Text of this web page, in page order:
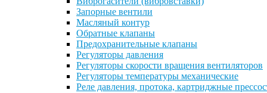
Запорные вентили
Масляный контур
Обратные клапаны
Предохранительные клапаны
Регуляторы давления
Регуляторы скорости вращения вентиляторов
Регуляторы температуры механические
Реле давления, протока, картриджные